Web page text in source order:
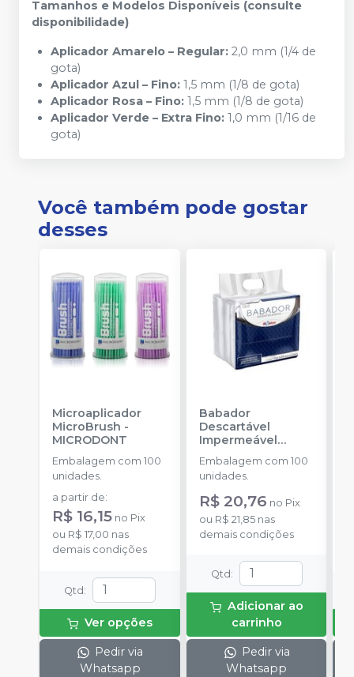
Tamanhos e Modelos Disponíveis (consulte
disponibilidade)
Aplicador Amarelo – Regular: 2,0 mm (1/4 de
gota)
Aplicador Azul – Fino: 1,5 mm (1/8 de gota)
Aplicador Rosa – Fino: 1,5 mm (1/8 de gota)
Aplicador Verde – Extra Fino: 1,0 mm (1/16 de
gota)
Você também pode gostar
desses
Microaplicador
MicroBrush -
MICRODONT
Embalagem com 100
unidades.
a partir de:
R$ 16,15 no Pix
ou R$ 17,00 nas
demais condições
Qtd :
Ver opções
Pedir via
Whatsapp
Babador
Descartável
Impermeável
Branco
Embalagem com 100
unidades.
R$ 20,76 no Pix
ou R$ 21,85nas
demais condições
Qtd :
Adicionar ao
carrinho
Pedir via
Whatsapp